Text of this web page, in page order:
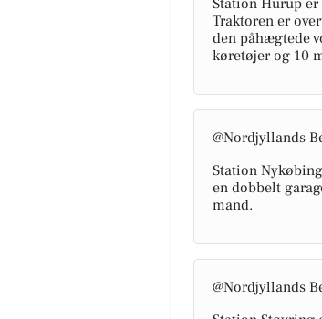
Station Hurup
Traktoren er
den påhægtede
køretøjer og 10
@Nordjyllands
Station
en dobbelt
mand.
@Nordjyllands